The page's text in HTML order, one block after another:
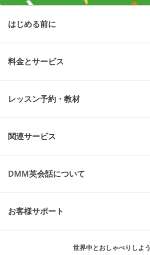
はじめる前に
料金とサービス
レッスン予約・教材
関連サービス
DMM英会話について
お客様サポート
世界中とおしゃべりしよう